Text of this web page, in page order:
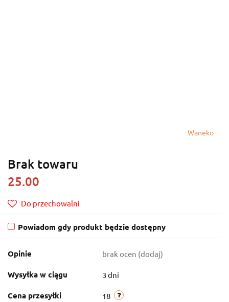
Waneko
Brak towaru
25.00
Do przechowalni
Powiadom gdy produkt będzie dostępny
Opinie brak ocen (dodaj)
Wysyłka w ciągu 3 dni
Cena przesyłki 18